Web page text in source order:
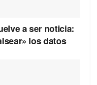
a ser noticia:
los datos